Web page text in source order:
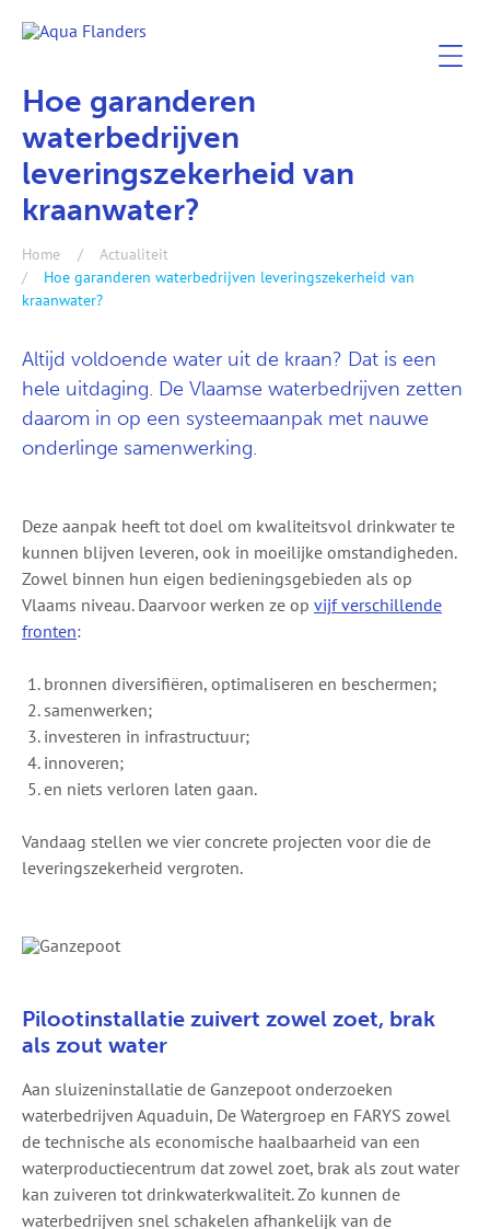
Hoe garanderen
waterbedrijven
leveringszekerheid van
kraanwater?
Home
Actualiteit
Hoe garanderen waterbedrijven leveringszekerheid van
kraanwater?
Altijd voldoende water uit de kraan? Dat is een
hele uitdaging. De Vlaamse waterbedrijven zetten
daarom in op een systeemaanpak met nauwe
onderlinge samenwerking.
Deze aanpak heeft tot doel om kwaliteitsvol drinkwater te
kunnen blijven leveren, ook in moeilijke omstandigheden.
Zowel binnen hun eigen bedieningsgebieden als op
Vlaams niveau. Daarvoor werken ze op vijf verschillende
fronten:
bronnen diversifiëren, optimaliseren en beschermen;
samenwerken;
investeren in infrastructuur;
innoveren;
en niets verloren laten gaan.
Vandaag stellen we vier concrete projecten voor die de
leveringszekerheid vergroten.
Pilootinstallatie zuivert zowel zoet, brak
als zout water
Aan sluizeninstallatie de Ganzepoot onderzoeken
waterbedrijven Aquaduin, De Watergroep en FARYS zowel
de technische als economische haalbaarheid van een
waterproductiecentrum dat zowel zoet, brak als zout water
kan zuiveren tot drinkwaterkwaliteit. Zo kunnen de
waterbedrijven snel schakelen afhankelijk van de